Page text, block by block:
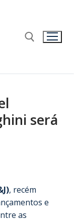
será
, recém
e
as